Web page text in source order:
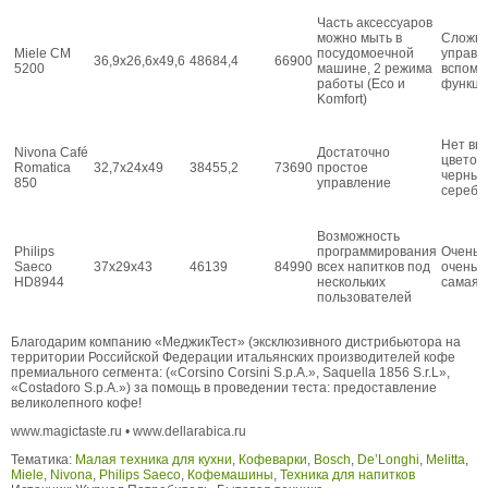
Miele CM
5200
36,9х26,6х49,6 48684,4 66900
Часть аксессуаров
можно мыть в
посудомоечной
машине, 2 режима
работы (Eco и
Komfort)
Nivona Café
Romatica
850
32,7х24х49 38455,2 73690
Достаточно
простое
управление
Нет
Philips
Saeco
HD8944
37х29х43 46139 84990
Возможность
программирования
всех напитков под
нескольких
пользователей
Очень
очень
самая
Благодарим компанию «МеджикТест» (эксклюзивного дистрибьютора на
территории Российской Федерации итальянских производителей кофе
премиального сегмента: («Corsino Corsini S.p.А.», Saquella 1856 S.r.L»,
«Costadoro S.p.А.») за помощь в проведении теста: предоставление
великолепного кофе!
www.magictaste.ru • www.dellarabica.ru
Тематика: Малая техника для кухни, Кофеварки, Bosch, De’Longhi, Melitta,
Miele, Nivona, Philips Saeco, Кофемашины, Техника для напитков